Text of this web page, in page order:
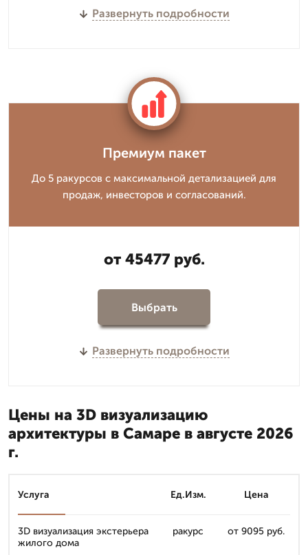
Развернуть подробности
Премиум пакет
До 5 ракурсов с максимальной детализацией для
продаж, инвесторов и согласований.
от 45477 руб.
Выбрать
Развернуть подробности
Цены на 3D визуализацию
архитектуры в Самаре в августе 2026
г.
Услуга Ед.Изм. Цена
3D визуализация экстерьера
жилого дома
ракурс от 9095 руб.